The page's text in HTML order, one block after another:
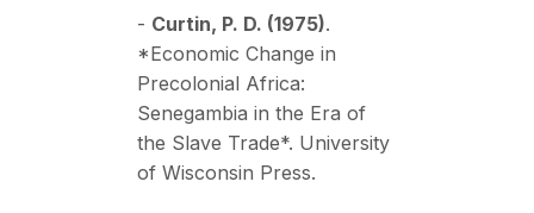
- Curtin, P. D. (1975).
*Economic Change in
Precolonial Africa:
Senegambia in the Era of
the Slave Trade*. University
of Wisconsin Press.